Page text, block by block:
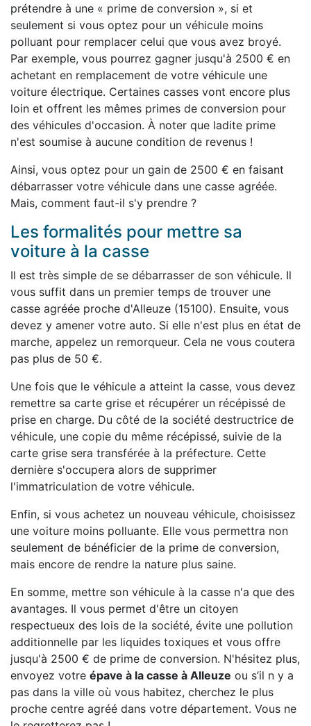
prétendre à une « prime de conversion », si et
seulement si vous optez pour un véhicule moins
polluant pour remplacer celui que vous avez broyé.
Par exemple, vous pourrez gagner jusqu'à 2500 € en
achetant en remplacement de votre véhicule une
voiture électrique. Certaines casses vont encore plus
loin et offrent les mêmes primes de conversion pour
des véhicules d'occasion. À noter que ladite prime
n'est soumise à aucune condition de revenus !
Ainsi, vous optez pour un gain de 2500 € en faisant
débarrasser votre véhicule dans une casse agréée.
Mais, comment faut-il s'y prendre ?
Les formalités pour mettre sa
voiture à la casse
Il est très simple de se débarrasser de son véhicule. Il
vous suffit dans un premier temps de trouver une
casse agréée proche d'Alleuze (15100). Ensuite, vous
devez y amener votre auto. Si elle n'est plus en état de
marche, appelez un remorqueur. Cela ne vous coutera
pas plus de 50 €.
Une fois que le véhicule a atteint la casse, vous devez
remettre sa carte grise et récupérer un récépissé de
prise en charge. Du côté de la société destructrice de
véhicule, une copie du même récépissé, suivie de la
carte grise sera transférée à la préfecture. Cette
dernière s'occupera alors de supprimer
l'immatriculation de votre véhicule.
Enfin, si vous achetez un nouveau véhicule, choisissez
une voiture moins polluante. Elle vous permettra non
seulement de bénéficier de la prime de conversion,
mais encore de rendre la nature plus saine.
En somme, mettre son véhicule à la casse n'a que des
avantages. Il vous permet d'être un citoyen
respectueux des lois de la société, évite une pollution
additionnelle par les liquides toxiques et vous offre
jusqu'à 2500 € de prime de conversion. N'hésitez plus,
envoyez votre épave à la casse à Alleuze ou s’il n y a
pas dans la ville où vous habitez, cherchez le plus
proche centre agréé dans votre département. Vous ne